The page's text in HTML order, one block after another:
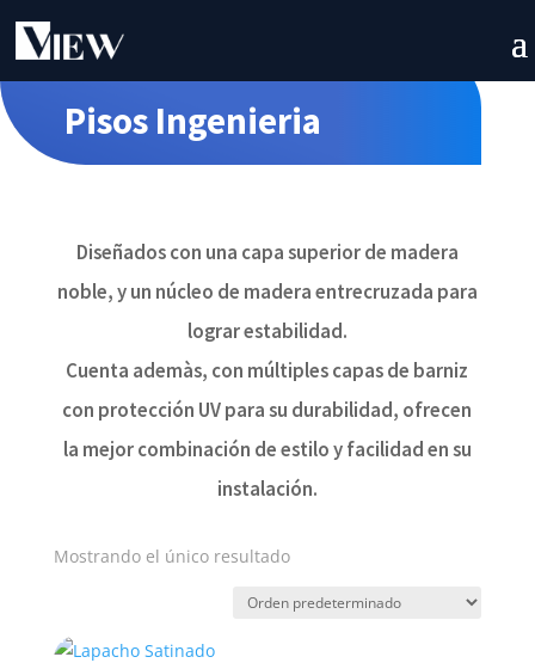
Pisos Ingenieria
Diseñados con una capa superior de madera
noble, y un núcleo de madera entrecruzada para
lograr estabilidad.
Cuenta ademàs, con múltiples capas de barniz
con protección UV para su durabilidad, ofrecen
la mejor combinación de estilo y facilidad en su
instalación.
Mostrando el único resultado